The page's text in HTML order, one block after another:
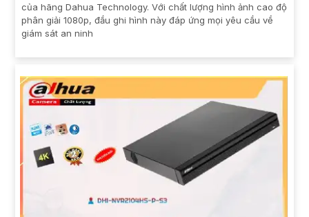
của hãng Dahua Technology. Với chất lượng hình ảnh cao độ
phân giải 1080p, đầu ghi hình này đáp ứng mọi yêu cầu về
giám sát an ninh